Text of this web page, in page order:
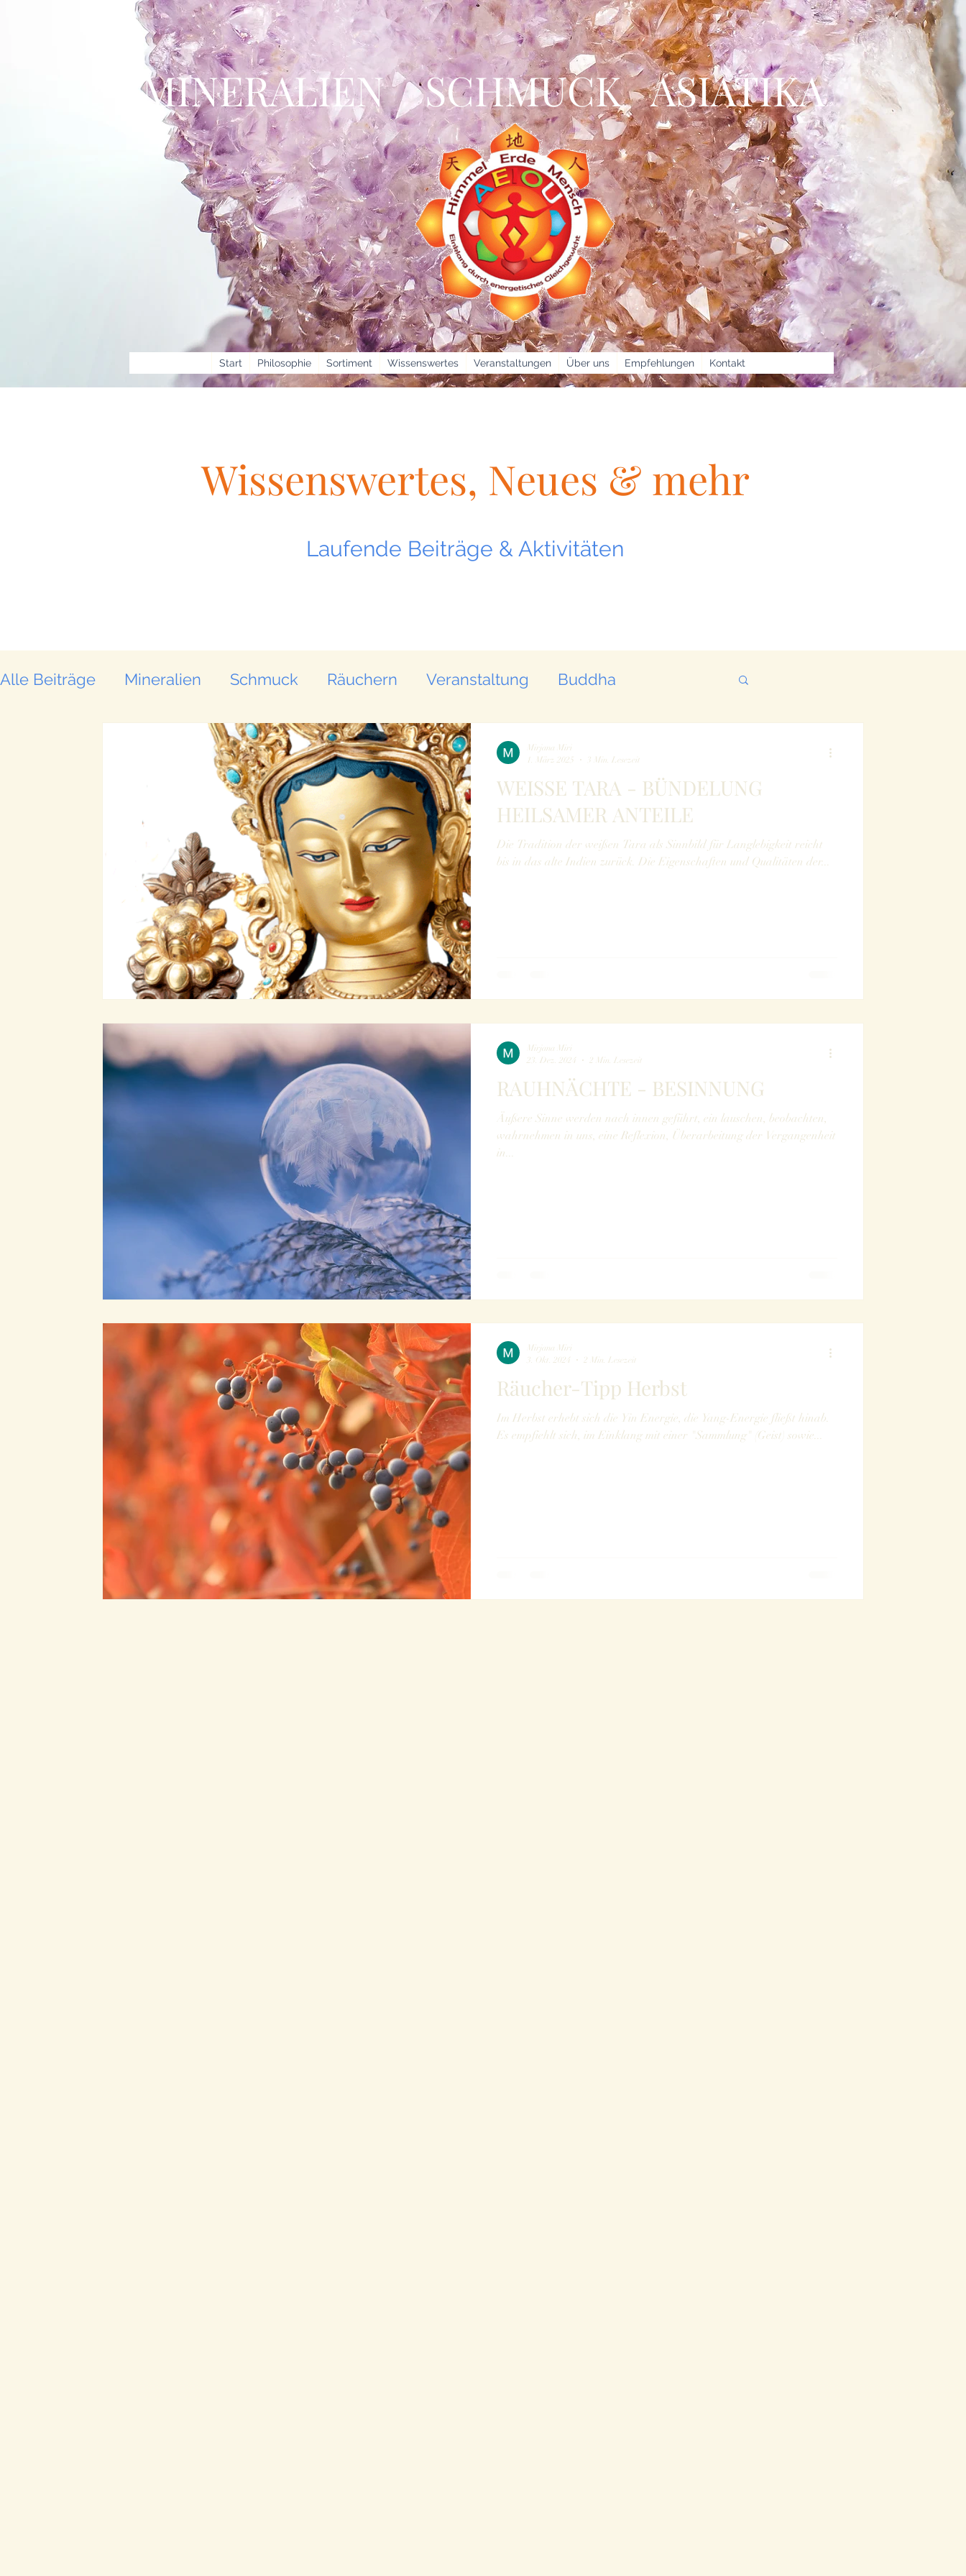
MINERALIEN SCHMUCK ASIATIKA
Start Philosophie Sortiment Wissenswertes Veranstaltungen Über uns Empfehlungen Kontakt
Wissenswertes, Neues & mehr
Laufende Beiträge & Aktivitäten
Alle Beiträge Mineralien Schmuck Räuchern Veranstaltung Buddha
WEISSE TARA - BÜNDELUNG
HEILSAMER ANTEILE
Die Tradition der weißen Tara als Sinnbild für Langlebigkeit reicht
bis in das alte Indien zurück. Die Eigenschaften und Qualitäten der...
Mirjana Miri
1. März 2025
3 Min. Lesezeit
RAUHNÄCHTE - BESINNUNG
Äußere Sinne werden nach innen geführt, ein lauschen, beobachten,
wahrnehmen in uns, eine Reflexion, Überarbeitung der Vergangenheit
in...
Mirjana Miri
23. Dez. 2024
2 Min. Lesezeit
Räucher-Tipp Herbst
Im Herbst erhebt sich die Yin Energie, die Yang-Energie fließt hinab.
Es empfiehlt sich, im Einklang mit einer "Sammlung" (Geist) sowie...
Mirjana Miri
3. Okt. 2024
2 Min. Lesezeit